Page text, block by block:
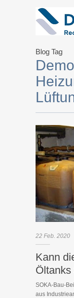
Blog Tag
22 Feb. 2020
Kann
SOKA-Bau-
aus